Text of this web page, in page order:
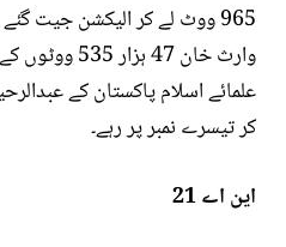
965 ووٹ لے کر الیکشن جیت
وارث خان 47
کر تیسرے نمبر پر رہے۔
این اے 21